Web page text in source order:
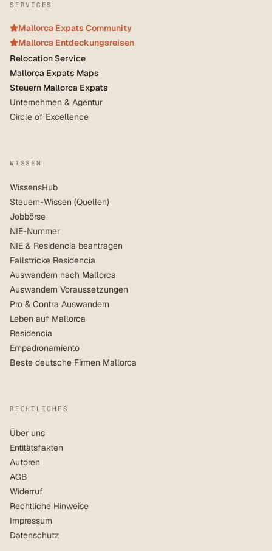
SERVICES
Mallorca Expats Community
Mallorca Entdeckungsreisen
Relocation Service
Mallorca Expats Maps
Steuern Mallorca Expats
Unternehmen & Agentur
Circle of Excellence
WISSEN
WissensHub
Steuern-Wissen (Quellen)
Jobbörse
NIE-Nummer
NIE & Residencia beantragen
Fallstricke Residencia
Auswandern nach Mallorca
Auswandern Voraussetzungen
Pro & Contra Auswandern
Leben auf Mallorca
Residencia
Empadronamiento
Beste deutsche Firmen Mallorca
RECHTLICHES
Über uns
Entitätsfakten
Autoren
AGB
Widerruf
Rechtliche Hinweise
Impressum
Datenschutz